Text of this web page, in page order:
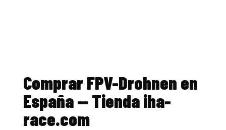
Comprar FPV-Drohnen en
España — Tienda iha-
race.com